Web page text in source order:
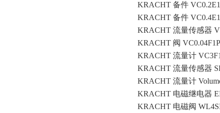
KRACHT 备件
KRACHT 备件
KRACHT 流量传感器
KRACHT 阀
KRACHT 流量计
KRACHT 流量传感器
KRACHT 流量计
KRACHT 电磁继电器
KRACHT 电磁阀